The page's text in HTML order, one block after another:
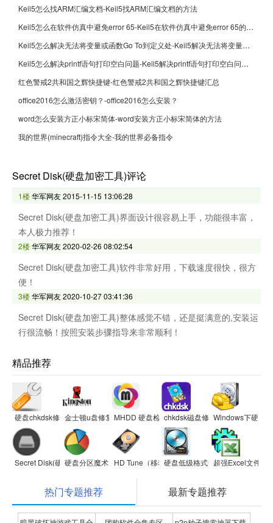
Keil5怎么找ARM汇编文档-Keil5找ARM汇编文档的方法
Keil5怎么在软件仿真中避免error 65-Keil5在软件仿真中避免error 65的方法
Keil5怎么解决无法将变量或函数Go To到定义处-Keil5解决无法将变量或函数Go To到定义处的方法
Keil5怎么解决printf语句打印空白问题-Keil5解决printf语句打印空白问题的方法
红色警戒2共和国之辉快捷键-红色警戒2共和国之辉快捷键汇总
office2016怎么激活密钥？-office2016怎么安装？
word怎么安装方正小标宋简体-word安装方正小标宋简体的方法
我的世界(minecraft)指令大全-我的世界必备指令
Secret Disk(硬盘加密工具)评论
1楼华军网友2015-11-15 13:06:28
Secret Disk(硬盘加密工具)界面设计很容易上手，功能很丰富，
本人极力推荐！
2楼华军网友2020-02-26 08:02:54
Secret Disk(硬盘加密工具)软件非常好用，下载速度很快，很方
便！
3楼华军网友2020-10-27 03:41:36
Secret Disk(硬盘加密工具)整体感觉不错，还是挺满意的,安装运
行很流畅！按照安装步骤指导来非常顺利！
精品推荐
硬盘chkdsk修复工具金士顿u盘修复工具2012MHDD 硬盘检测工具chkdsk磁盘修复工具Windows下硬盘
Secret Disk(硬盘加密工具)
硬盘分区魔术师HD Tune（移动硬盘修复）
硬盘低级格式化工具超强Excel文件恢
热门专题推荐 最新专题推荐